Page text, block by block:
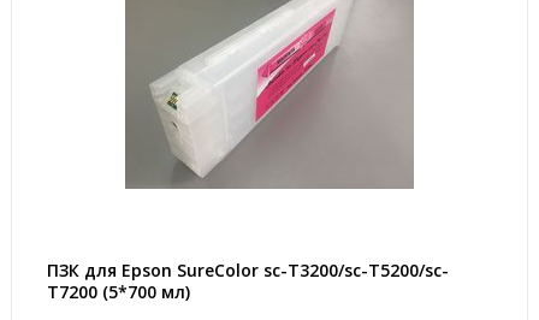
ПЗК для Epson SureColor sc-T3200/sc-T5200/sc-
T7200 (5*700 мл)